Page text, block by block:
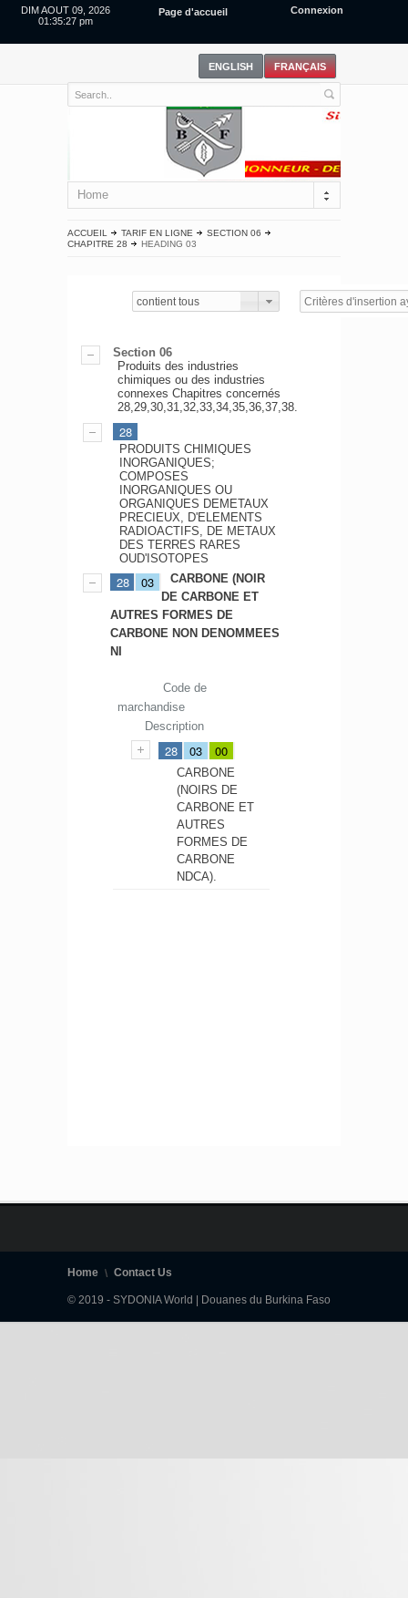
DIM AOUT 09, 2026
01:35:27 pm
Page d'accueil Connexion
Home
ACCUEIL TARIF EN LIGNE
SECTION 06
CHAPITRE 28
HEADING 03
contient tous
Section 06
Produits des industries
chimiques ou des industries
connexes Chapitres concernés
28,29,30,31,32,33,34,35,36,37,38.
28
PRODUITS CHIMIQUES
INORGANIQUES;
COMPOSES
INORGANIQUES OU
ORGANIQUES DEMETAUX
PRECIEUX, D'ELEMENTS
RADIOACTIFS, DE METAUX
DES TERRES RARES
OUD'ISOTOPES
28 03
CARBONE (NOIR
DE CARBONE ET
AUTRES FORMES DE
CARBONE NON DENOMMEES
NI
Code de
marchandise
Description
28 03 00
CARBONE
(NOIRS DE
CARBONE ET
AUTRES
FORMES DE
CARBONE
NDCA).
Home Contact Us
© 2019 - SYDONIA World | Douanes du Burkina Faso